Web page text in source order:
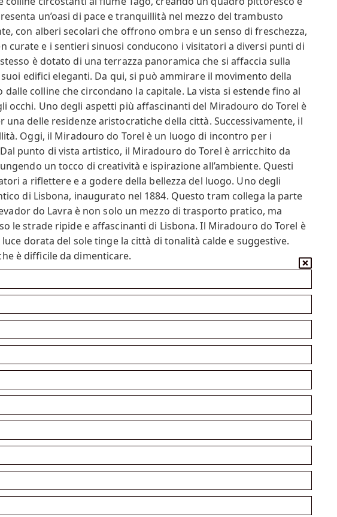
un’oasi di pace e tranquillità nel mezzo del trambusto
con alberi secolari che offrono ombra e un senso di freschezza,
curate e i sentieri sinuosi conducono i visitatori a diversi punti di
è dotato di una terrazza panoramica che si affaccia sulla
edifici eleganti. Da qui, si può ammirare il movimento della
colline che circondano la capitale. La vista si estende fino al
occhi. Uno degli aspetti più affascinanti del Miradouro do Torel è
delle residenze aristocratiche della città. Successivamente, il
Oggi, il Miradouro do Torel è un luogo di incontro per i
punto di vista artistico, il Miradouro do Torel è arricchito da
un tocco di creatività e ispirazione all’ambiente. Questi
a riflettere e a godere della bellezza del luogo. Uno degli
di Lisbona, inaugurato nel 1884. Questo tram collega la parte
do Lavra è non solo un mezzo di trasporto pratico, ma
le strade ripide e affascinanti di Lisbona. Il Miradouro do Torel è
dorata del sole tinge la città di tonalità calde e suggestive.
è difficile da dimenticare.